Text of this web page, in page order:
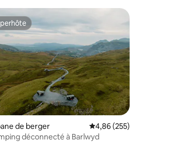
5 de berger Évaluation moyenne
4,86 (255)
déconnecté à Barlwyd